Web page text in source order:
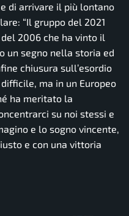
di arrivare il più lontano
“Il gruppo del 2021
2006 che ha vinto il
un segno nella storia ed
chiusura sull’esordio
ma in un Europeo
ha meritato la
su noi stessi e
e lo sogno vincente,
e con una vittoria